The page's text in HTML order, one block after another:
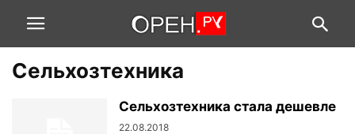
Сельхозтехника
Сельхозтехника стала дешевле
22.08.2018